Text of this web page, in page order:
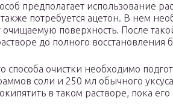
предполагает использование
потребуется ацетон. В нем
поверхность. После
до полного восстановления
способа очистки необходимо
соли и 250 мл обычного
в таком растворе, пока